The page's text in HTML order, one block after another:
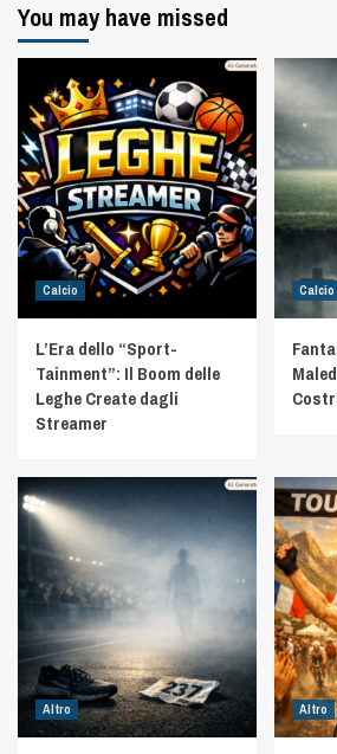
You may have missed
Calcio
L’Era dello “Sport-
Tainment”: Il Boom delle
Leghe Create dagli
Streamer
Calcio
Altro Altro